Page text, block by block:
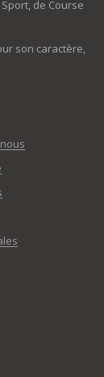
de Course
son caractère,